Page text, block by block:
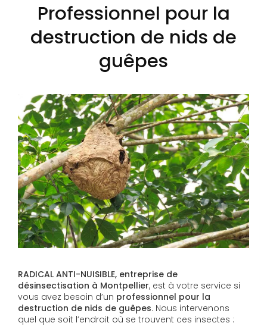
Professionnel pour la
destruction de nids de
guêpes
RADICAL ANTI-NUISIBLE, entreprise de
désinsectisation à Montpellier, est à votre service si
vous avez besoin d’un professionnel pour la
destruction de nids de guêpes. Nous intervenons
quel que soit l’endroit où se trouvent ces insectes :